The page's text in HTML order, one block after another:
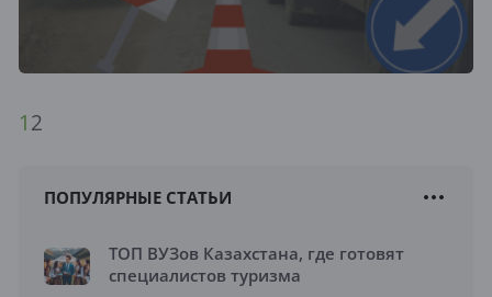
12
ПОПУЛЯРНЫЕ СТАТЬИ
ТОП ВУЗов Казахстана, где готовят
специалистов туризма